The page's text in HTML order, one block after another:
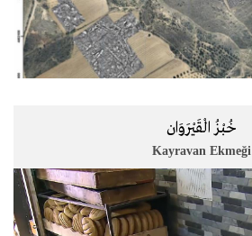
خُبْزُ الْقَيْرَوَان
Kayravan Ekmeği